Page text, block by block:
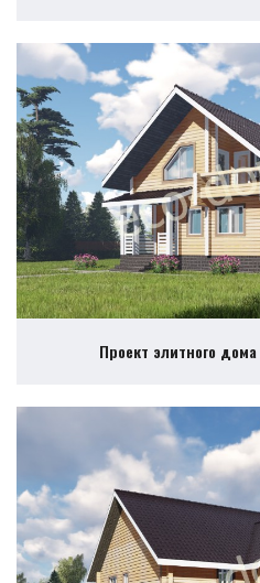
Проект элитного